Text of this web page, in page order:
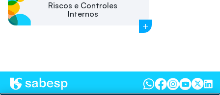
Riscos e Controles
Internos